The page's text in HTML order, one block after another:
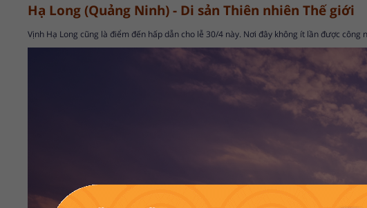
Hạ Long (Quảng Ninh) - Di sản Thiên nhiên Thế giới
Vịnh Hạ Long cũng là điểm đến hấp dẫn cho lễ 30/4 này. Nơi đây không ít lần được